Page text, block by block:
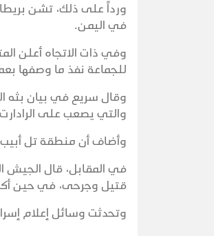
ورداً على ذلك، تشن
في اليمن.
وفي ذات الاتجاه أعلن
للجماعة نفذ ما وصفها
وقال سريع في بيان بثه
والتي يصعب على
وأضاف أن منطقة تل
في المقابل، قال الجيش
قتيل وجرحى، في حين
وتحدثت وسائل إعلام